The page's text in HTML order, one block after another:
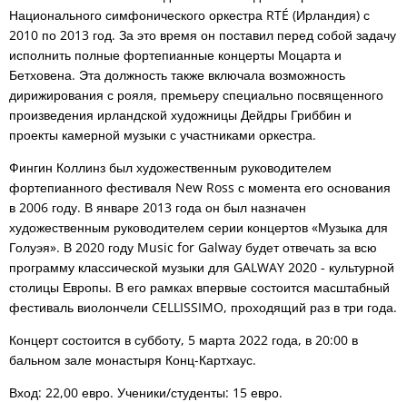
Национального симфонического оркестра RTÉ (Ирландия) с
2010 по 2013 год. За это время он поставил перед собой задачу
исполнить полные фортепианные концерты Моцарта и
Бетховена. Эта должность также включала возможность
дирижирования с рояля, премьеру специально посвященного
произведения ирландской художницы Дейдры Гриббин и
проекты камерной музыки с участниками оркестра.
Фингин Коллинз был художественным руководителем
фортепианного фестиваля New Ross с момента его основания
в 2006 году. В январе 2013 года он был назначен
художественным руководителем серии концертов «Музыка для
Голуэя». В 2020 году Music for Galway будет отвечать за всю
программу классической музыки для GALWAY 2020 - культурной
столицы Европы. В его рамках впервые состоится масштабный
фестиваль виолончели CELLISSIMO, проходящий раз в три года.
Концерт состоится в субботу, 5 марта 2022 года, в 20:00 в
бальном зале монастыря Конц-Картхаус.
Вход: 22,00 евро. Ученики/студенты: 15 евро.